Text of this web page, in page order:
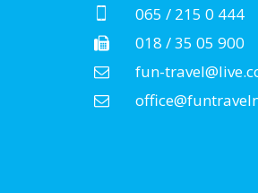
065 / 215 0 444
018 / 35 05 900
fun-